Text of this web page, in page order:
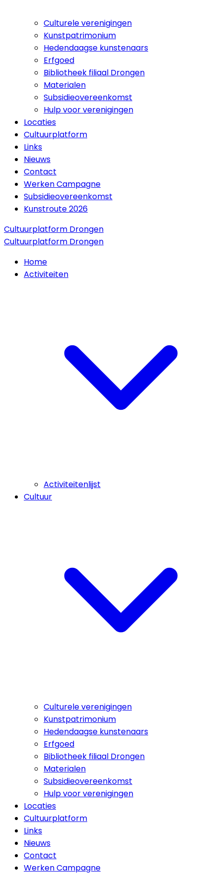
Culturele verenigingen
Kunstpatrimonium
Hedendaagse kunstenaars
Erfgoed
Bibliotheek filiaal Drongen
Materialen
Subsidieovereenkomst
Hulp voor verenigingen
Locaties
Cultuurplatform
Links
Nieuws
Contact
Werken Campagne
Subsidieovereenkomst
Kunstroute 2026
Cultuurplatform Drongen
Cultuurplatform Drongen
Home
Activiteiten
Activiteitenlijst
Cultuur
Culturele verenigingen
Kunstpatrimonium
Hedendaagse kunstenaars
Erfgoed
Bibliotheek filiaal Drongen
Materialen
Subsidieovereenkomst
Hulp voor verenigingen
Locaties
Cultuurplatform
Links
Nieuws
Contact
Werken Campagne